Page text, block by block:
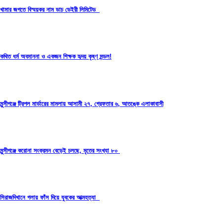
খামার জগতে বিস্ময়কর নাম ডাচ ডেইরী লিমিটেড
কথিত ধর্ম অবমাননা ও একজন শিক্ষক হৃদয় কৃষ্ণ মন্ডল!
মুন্সীগঞ্জে ট্রিপল মার্ডারের মামলায় আসামী ২৭, গ্রেফতার ৬, আতঙ্কে এলাকাবাসী
মুন্সীগঞ্জে করোনা সংক্রমন বেড়েই চলছে, মৃতের সংখ্যা ৮০
সিরাজদিখানে গলায় ফাঁস দিয়ে যুবকের আত্মহত্যা